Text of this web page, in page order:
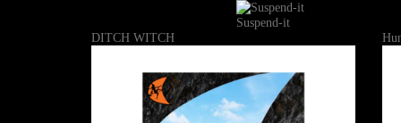
Suspend-it
DITCH WITCH